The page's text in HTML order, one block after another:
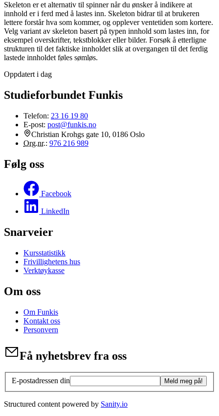
Skeleton er et alternativ til spinner når du ønsker å indikere at
innhold er i ferd med å lastes inn. Skeleton bidrar til at brukeren
lettere forstår hva som kommer, og opplever ventetiden som kortere.
Velg variant av skeleton basert på typen innhold som lastes inn, for
eksempel overskrifter, tekstblokker eller bilder. Forsøk å etterligne
strukturen til det faktiske innholdet slik at overgangen til det ferdig
lastede innholdet føles sømløs.
Oppdatert i dag
Studieforbundet Funkis
Telefon: 23 16 19 80
E-post: post@funkis.no
Christian Krohgs gate 10, 0186 Oslo
Org.nr.: 976 216 989
Følg oss
Facebook
LinkedIn
Snarveier
Kursstatistikk
Frivillighetens hus
Verktøykasse
Om oss
Om Funkis
Kontakt oss
Personvern
Få nyhetsbrev fra oss
E-postadressen din Meld meg på!
Structured content powered by Sanity.io